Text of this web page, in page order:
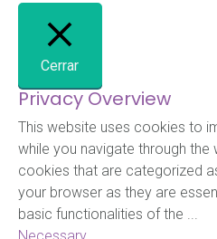
Cerrar
Privacy Overview
This website uses cookies to
while you navigate through the
cookies that are categorized
your browser as they are
basic functionalities of the ...